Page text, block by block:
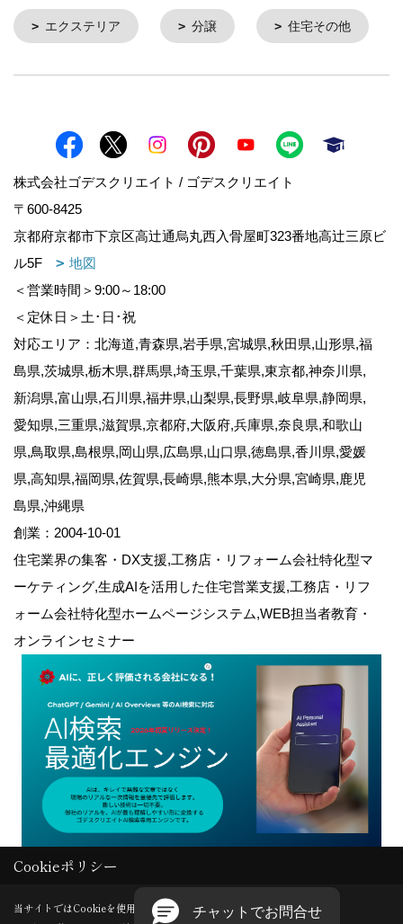
エクステリア 分譲 住宅その他
株式会社ゴデスクリエイト / ゴデスクリエイト
〒600-8425
京都府京都市下京区高辻通烏丸西入骨屋町323番地高辻三原ビ
ル5F
地図
＜営業時間＞9:00～18:00
＜定休日＞土･日･祝
対応エリア：北海道,青森県,岩手県,宮城県,秋田県,山形県,福
島県,茨城県,栃木県,群馬県,埼玉県,千葉県,東京都,神奈川県,
新潟県,富山県,石川県,福井県,山梨県,長野県,岐阜県,静岡県,
愛知県,三重県,滋賀県,京都府,大阪府,兵庫県,奈良県,和歌山
県,鳥取県,島根県,岡山県,広島県,山口県,徳島県,香川県,愛媛
県,高知県,福岡県,佐賀県,長崎県,熊本県,大分県,宮崎県,鹿児
島県,沖縄県
創業：2004-10-01
住宅業界の集客・DX支援,工務店・リフォーム会社特化型マ
ーケティング,生成AIを活用した住宅営業支援,工務店・リフ
ォーム会社特化型ホームページシステム,WEB担当者教育・
オンラインセミナー
Copyright (c) GODDESS CREATE. All Rights Reserved.
Cookieポリシー
当サイトではCookieを使用します。